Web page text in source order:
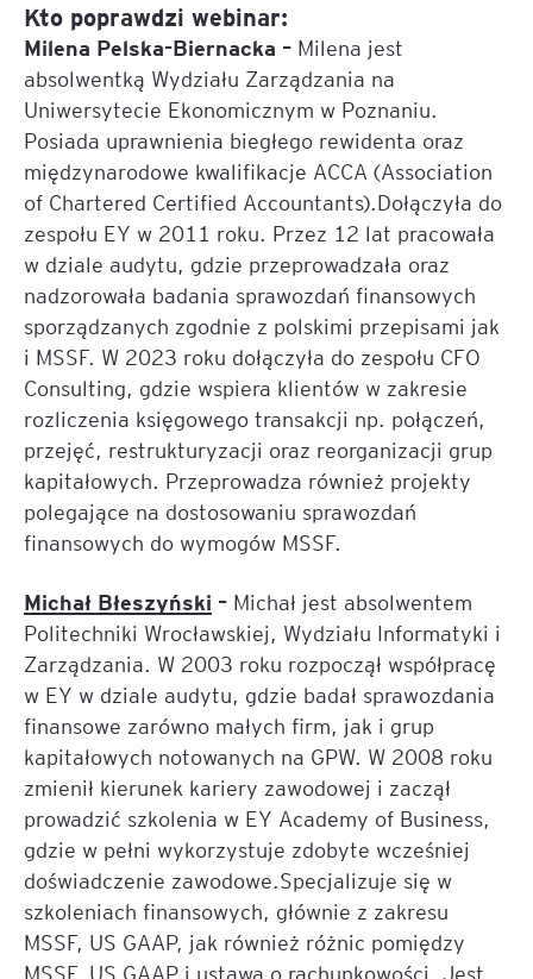
Kto poprawdzi webinar:
Milena Pelska-Biernacka – Milena jest
absolwentką Wydziału Zarządzania na
Uniwersytecie Ekonomicznym w Poznaniu.
Posiada uprawnienia biegłego rewidenta oraz
międzynarodowe kwalifikacje ACCA (Association
of Chartered Certified Accountants).Dołączyła do
zespołu EY w 2011 roku. Przez 12 lat pracowała
w dziale audytu, gdzie przeprowadzała oraz
nadzorowała badania sprawozdań finansowych
sporządzanych zgodnie z polskimi przepisami jak
i MSSF. W 2023 roku dołączyła do zespołu CFO
Consulting, gdzie wspiera klientów w zakresie
rozliczenia księgowego transakcji np. połączeń,
przejęć, restrukturyzacji oraz reorganizacji grup
kapitałowych. Przeprowadza również projekty
polegające na dostosowaniu sprawozdań
finansowych do wymogów MSSF.
Michał Błeszyński – Michał jest absolwentem
Politechniki Wrocławskiej, Wydziału Informatyki i
Zarządzania. W 2003 roku rozpoczął współpracę
w EY w dziale audytu, gdzie badał sprawozdania
finansowe zarówno małych firm, jak i grup
kapitałowych notowanych na GPW. W 2008 roku
zmienił kierunek kariery zawodowej i zaczął
prowadzić szkolenia w EY Academy of Business,
gdzie w pełni wykorzystuje zdobyte wcześniej
doświadczenie zawodowe.Specjalizuje się w
szkoleniach finansowych, głównie z zakresu
MSSF, US GAAP, jak również różnic pomiędzy
MSSF, US GAAP i ustawą o rachunkowości. Jest